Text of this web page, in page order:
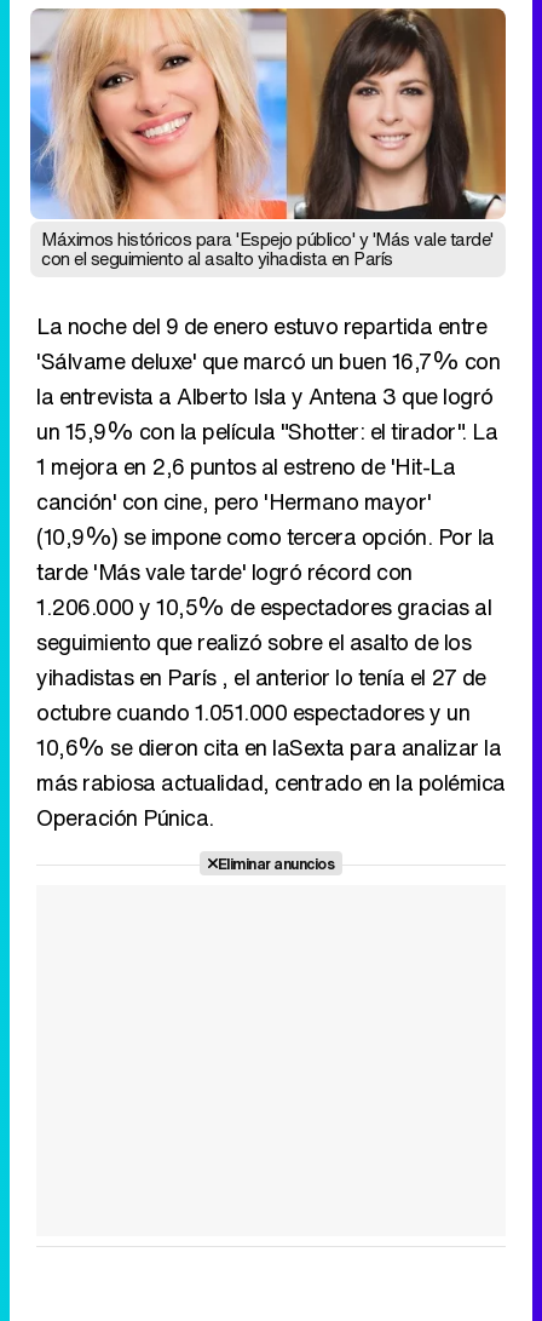
Máximos históricos para 'Espejo público' y 'Más vale tarde'
con el seguimiento al asalto yihadista en París
La noche del 9 de enero estuvo repartida entre
'Sálvame deluxe' que marcó un buen 16,7% con
la entrevista a Alberto Isla y Antena 3 que logró
un 15,9% con la película "Shotter: el tirador". La
1 mejora en 2,6 puntos al estreno de 'Hit-La
canción' con cine, pero 'Hermano mayor'
(10,9%) se impone como tercera opción. Por la
tarde 'Más vale tarde' logró récord con
1.206.000 y 10,5% de espectadores gracias al
seguimiento que realizó sobre el asalto de los
yihadistas en París , el anterior lo tenía el 27 de
octubre cuando 1.051.000 espectadores y un
10,6% se dieron cita en laSexta para analizar la
más rabiosa actualidad, centrado en la polémica
Operación Púnica.
Eliminar anuncios